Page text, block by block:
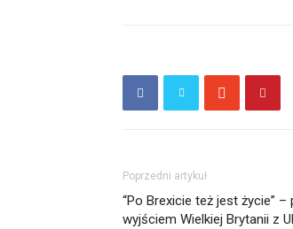
Poprzedni artykuł
“Po Brexicie też jest życie”
wyjściem Wielkiej Brytanii z